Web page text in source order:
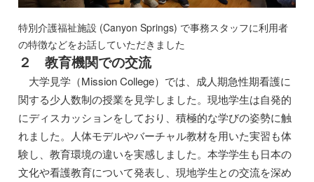
特別介護福祉施設 (Canyon Springs) で事務スタッフに利用者
の特徴などをお話していただきました
２ 教育機関での交流
大学見学（Mission College）では、成人期急性期看護に
関する少人数制の授業を見学しました。現地学生は自発的
にディスカッションをしており、積極的な学びの姿勢に触
れました。人体モデルやバーチャル教材を用いた実習も体
験し、教育環境の違いを実感しました。本学学生も日本の
文化や看護教育について発表し、現地学生との交流を深め